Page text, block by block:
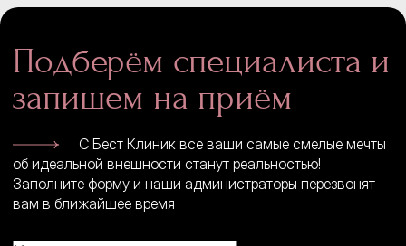
Подберём специалиста и
запишем на приём
С Бест Клиник все ваши самые смелые мечты
об идеальной внешности станут реальностью!
Заполните форму и наши администраторы перезвонят
вам в ближайшее время